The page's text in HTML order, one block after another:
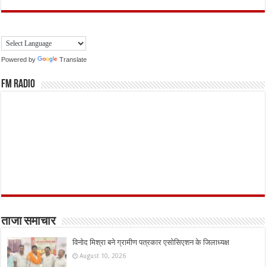
Powered by Translate
FM Radio
ताजा समाचार
विनोद मिश्रा बने ग्रामीण पत्रकार एसोसिएशन के जिलाध्यक्ष
August 10, 2026